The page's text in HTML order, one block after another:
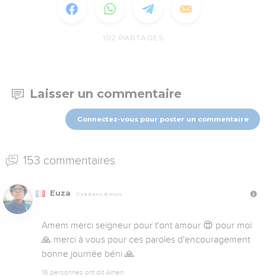
102 PARTAGES
Laisser un commentaire
Connectez-vous pour poster un commentaire
153 commentaires
Euza Il y a 6 ans, 6 mois
Amem merci seigneur pour t'ont amour 😍 pour moi
🙏 merci à vous pour ces paroles d'encouragement
bonne journée béni 🙏
16 personnes ont dit Amen